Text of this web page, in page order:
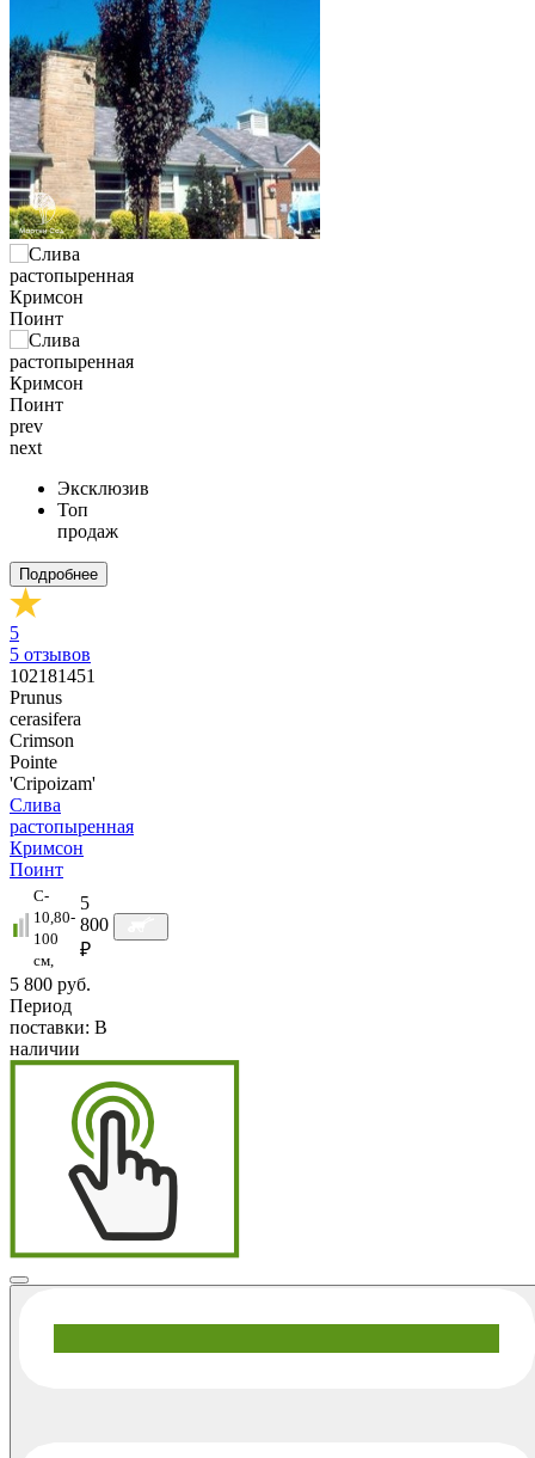
prev
next
Эксклюзив
Топ
продаж
Подробнее
5
5 отзывов
102181451
Prunus
cerasifera
Crimson
Pointe
'Cripoizam'
Слива
растопыренная
Кримсон
Поинт
C-
10,80-
100
см,
5
800
₽
5 800 руб.
Период
поставки: В
наличии